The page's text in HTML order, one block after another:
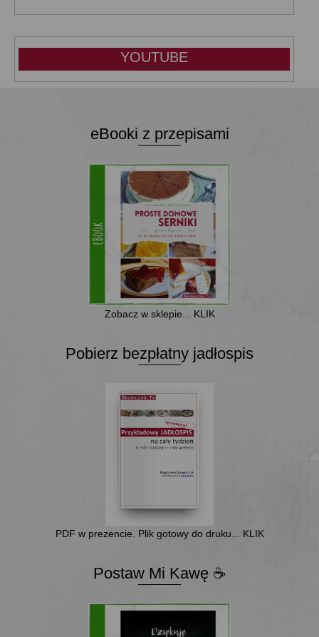
YOUTUBE
eBooki z przepisami
Zobacz w sklepie... KLIK
Pobierz bezpłatny jadłospis
PDF w prezencie. Plik gotowy do druku... KLIK
Postaw Mi Kawę ☕